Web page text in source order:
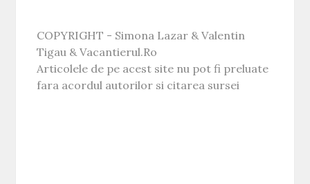
COPYRIGHT - Simona Lazar & Valentin
Tigau & Vacantierul.Ro
Articolele de pe acest site nu pot fi preluate
fara acordul autorilor si citarea sursei